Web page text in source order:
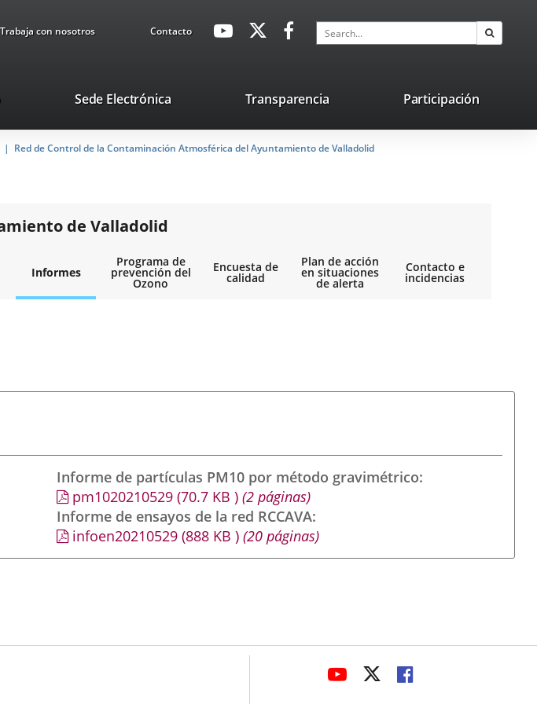
Trabaja con nosotros ContactoavaHeaderSocial
Link
Link
application.
application.
Search
This
will
open
up
window.
Sede ElectrónicaLink
external
application.
Transparencia Participación
Red de Control de la Contaminación Atmosférica del Ayuntamiento de Valladolid
de Valladolid
Informes
Programa de
prevención del
Ozono
Encuesta de
calidad
Plan de acción
en situaciones
de alerta
Contacto e
incidencias
Informe de partículas PM10 por método gravimétrico
pm1020210529 (70.7 KB) (2 páginas)
Informe de ensayos de la red RCCAVA
infoen20210529 (888 KB) (20 páginas)
LINK
LINKLINK